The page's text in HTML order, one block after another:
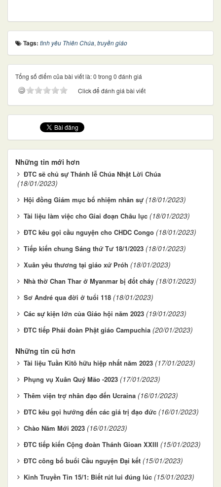
Tags: tình yêu Thiên Chúa, truyền giáo
Tổng số điểm của bài viết là: 0 trong 0 đánh giá
Click để đánh giá bài viết
Những tin mới hơn
ĐTC sẽ chủ sự Thánh lễ Chúa Nhật Lời Chúa
(18/01/2023)
Hội đồng Giám mục bổ nhiệm nhân sự (18/01/2023)
Tài liệu làm việc cho Giai đoạn Châu lục (18/01/2023)
ĐTC kêu gọi cầu nguyện cho CHDC Congo (18/01/2023)
Tiếp kiến chung Sáng thứ Tư 18/1/2023 (18/01/2023)
Xuân yêu thương tại giáo xứ Próh (18/01/2023)
Nhà thờ Chan Thar ở Myanmar bị đốt cháy (18/01/2023)
Sơ André qua đời ở tuổi 118 (18/01/2023)
Các sự kiện lớn của Giáo hội năm 2023 (19/01/2023)
ĐTC tiếp Phái đoàn Phật giáo Campuchia (20/01/2023)
Những tin cũ hơn
Tài liệu Tuần Kitô hữu hiệp nhất năm 2023 (17/01/2023)
Phụng vụ Xuân Quý Mão -2023 (17/01/2023)
Thêm viện trợ nhân đạo đến Ucraina (16/01/2023)
ĐTC kêu gọi hướng đến các giá trị đạo đức (16/01/2023)
Chào Năm Mới 2023 (16/01/2023)
ĐTC tiếp kiến Cộng đoàn Thánh Gioan XXIII (15/01/2023)
ĐTC công bố buổi Cầu nguyện Đại kết (15/01/2023)
Kinh Truyền Tin 15/1: Biết rút lui đúng lúc (15/01/2023)